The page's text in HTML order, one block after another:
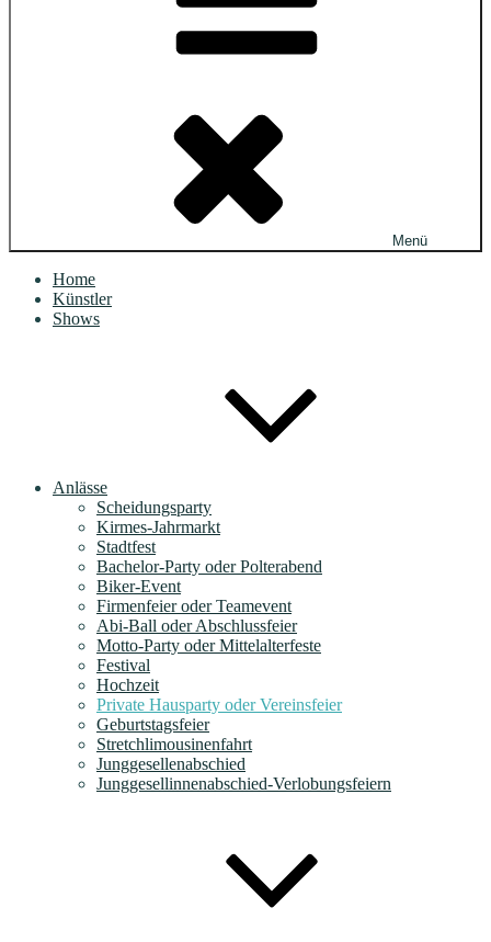
Menü
Home
Künstler
Shows
Anlässe
Scheidungsparty
Kirmes-Jahrmarkt
Stadtfest
Bachelor-Party oder Polterabend
Biker-Event
Firmenfeier oder Teamevent
Abi-Ball oder Abschlussfeier
Motto-Party oder Mittelalterfeste
Festival
Hochzeit
Private Hausparty oder Vereinsfeier
Geburtstagsfeier
Stretchlimousinenfahrt
Junggesellenabschied
Junggesellinnenabschied-Verlobungsfeiern